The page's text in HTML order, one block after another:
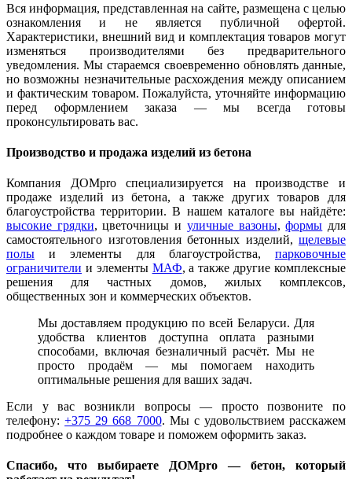
Вся информация, представленная на сайте, размещена с целью
ознакомления и не является публичной офертой.
Характеристики, внешний вид и комплектация товаров могут
изменяться производителями без предварительного
уведомления. Мы стараемся своевременно обновлять данные,
но возможны незначительные расхождения между описанием
и фактическим товаром. Пожалуйста, уточняйте информацию
перед оформлением заказа — мы всегда готовы
проконсультировать вас.
Производство и продажа изделий из бетона
Компания ДОМpro специализируется на производстве и
продаже изделий из бетона, а также других товаров для
благоустройства территории. В нашем каталоге вы найдёте:
высокие грядки, цветочницы и уличные вазоны,формы для
самостоятельного изготовления бетонных изделий, щелевые
полы и элементы для благоустройства, парковочные
ограничители и элементы МАФ, а также другие комплексные
решения для частных домов, жилых комплексов,
общественных зон и коммерческих объектов.
Мы доставляем продукцию по всей Беларуси. Для
удобства клиентов доступна оплата разными
способами, включая безналичный расчёт. Мы не
просто продаём — мы помогаем находить
оптимальные решения для ваших задач.
Если у вас возникли вопросы — просто позвоните по
телефону:+375 29 668 7000. Мы с удовольствием расскажем
подробнее о каждом товаре и поможем оформить заказ.
Спасибо, что выбираете ДОМpro — бетон, который